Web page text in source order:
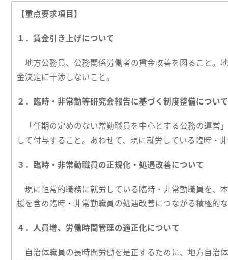
【重点要求項目】
１．賃金引き上げについて
地方公務員、公務関係労働者の賃金改善を図ること。
金決定に干渉しないこと。
２．臨時・非常勤等研究会報告に基づく制度整備につい
「任期の定めのない常勤職員を中心とする公務の運営
して付与すること。あわせて、現に就労している臨時・
３．臨時・非常勤職員の正規化・処遇改善について
現に恒常的職務に就労している臨時・非常勤職員を、
援を含め臨時・非常勤職員の処遇改善につながる積極的
４．人員増、労働時間管理の適正化について
自治体職員の長時間労働を是正するために、地方自治